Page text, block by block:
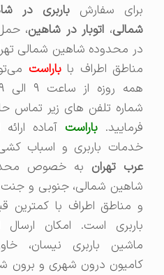
برای سفارشباربری در شاهین
شمالی،‌اتوبار در شاهین، حمل بار
در محدوده شاهین شمالی تهران و
مناطق اطراف باباراستمی‌توانید
همه روزه از ساعت ۹ الی ۱۹ با
شماره تلفن های زیر تماس حاصل
فرمایید.باراستآماده ارائه انواع
خدمات باربری و اسباب کشی در
عرب تهرانبه خصوص محدوده
شاهین شمالی،‌ جنوبی و جنت آباد
و مناطق اطراف با کمترین قیمت
باربری است. امکان ارسال انواع
ماشین باربری نیسان، خاور و
کامیون درون شهری و برون شهری